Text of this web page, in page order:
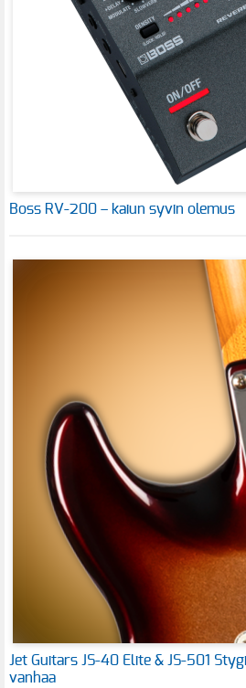
Boss RV-200 – kaiun syvin olemus
Jet Guitars JS-40 Elite & JS-501
vanhaa